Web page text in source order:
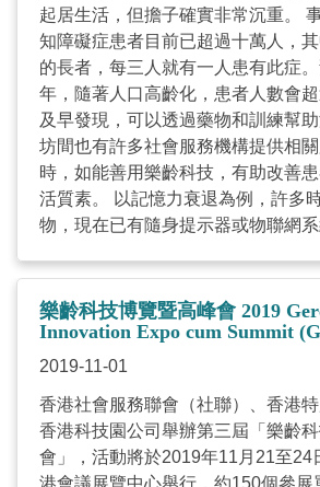
協助同工及服務使用者。 一級職業
示，將「科技」融入社會服務令傳
化，讓同工有更多訓練選擇。早前她
的inmuRELAX多感官互動式音撫枕
者的動作發出柔和的音樂及震動。兩
認知障礙症的長者在情緒逐漸高漲前
「被動式」的觸感刺激以平伏患者
面容放鬆了不少，大叫的情況亦減少
柔和音樂可於晚間使用，不會影響
入陪伴機器人UNAZUKI
搔它的腳板會笑，跟它說話會點點頭
人家一起睡着。效果理想，現時已引
仔」於各院舍使用。岑天茵指出，坊
上多了選擇，不過不要「為用而用
同院友合適的產品，適合他們能力們
用產品後有好轉。 本港社福機構除
起居生活，但擔子確實非常沉重。
知障礙症患者目前已超過十萬人，
的長者，每三人就有一人患有此症
年，隨著人口高齡化，患者人數會
及早發現，可以透過藥物和訓練幫助
坊間也有許多社會服務機構提供相
時，如能善用樂齡科技，有助改善
活質素。 以記憶力衰退為例，許多
物，現在已有隨身提示器或物聯網
防跌和離床警報裝置，均有助處理
部份或晚期認知障礙症患者難以用語
助溝通互動的科技尤其重要。最近我
入的音樂治療儀，透過接觸、敲擊及
產品則由丹麥引入，會隨著使用者
音樂及震動，有助安撫情緒。這些產
至24日舉行的「樂齡科技博覽暨高
樂齡科技博覽暨高峰會 2019
Innovation Expo cum Summit
2019-11-01
香港社會服務聯會（社聯）、香港
香港科技園公司舉辦第三屆「樂齡
會」，活動將於2019年11月21至24
港會議展覽中心舉行，約150個參展